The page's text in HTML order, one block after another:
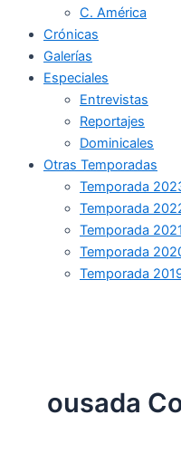
C. América
Crónicas
Galerías
Especiales
Entrevistas
Reportajes
Dominicales
Otras Temporadas
Temporada
Temporada
Temporada 2021
Temporada
Temporada
ousada